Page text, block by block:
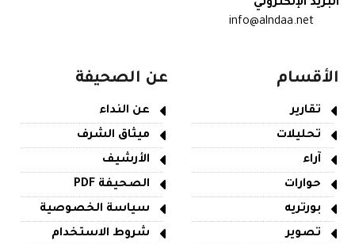
البريد الإلكتروني
info@alndaa.net
الأقسام
تقارير
تحليلات
آراء
حوارات
بورتريه
تصوير
عن الصحيفة
عن النداء
ميثاق الشرف
الأرشيف
الصحيفة PDF
سياسة الخصوصية
شروط الاستخدام